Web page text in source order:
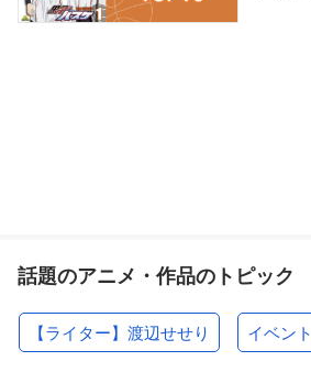
話題のアニメ・作品のトピック
【ライター】渡辺せせり イベント